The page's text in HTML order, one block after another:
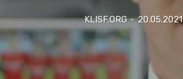
KLISF.ORG - 20.05.2021